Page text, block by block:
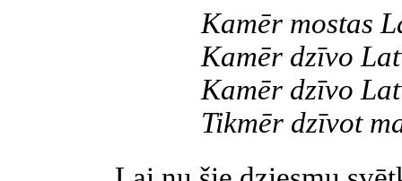
Kamēr mostas
Kamēr dzīvo
Kamēr dzīvo
Tikmēr dzīvot